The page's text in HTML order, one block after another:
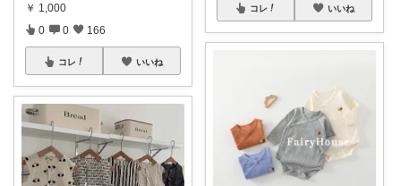
￥ 1,000
0 0 166
コレ いいね
コレ いいね